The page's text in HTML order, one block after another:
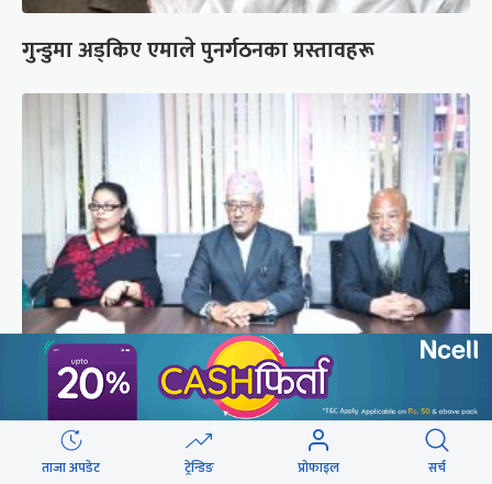
गुन्डुमा अड्किए एमाले पुनर्गठनका प्रस्तावहरू
प्रज्ञाका तीन कुलपतिको शपथ (तस्वीरहरू)
ताजा अपडेट ट्रेन्डिङ प्रोफाइल सर्च